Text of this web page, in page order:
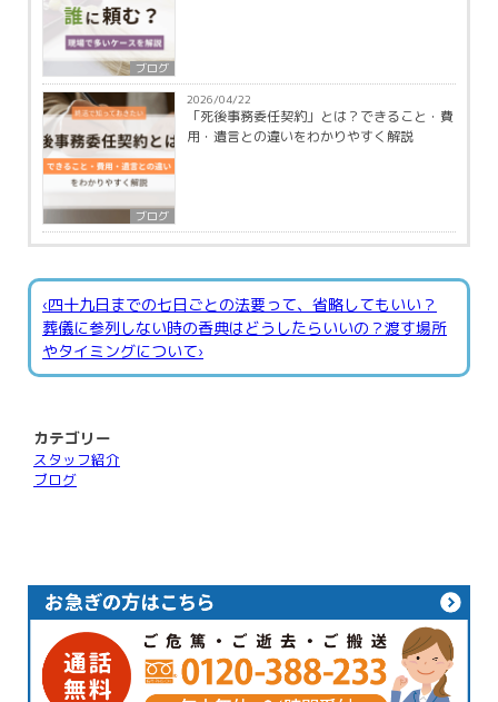
ブログ
ブログ
2026/04/22
「死後事務委任契約」とは？できること・費
用・遺言との違いをわかりやすく解説
‹四十九日までの七日ごとの法要って、省略してもいい？
葬儀に参列しない時の香典はどうしたらいいの？渡す場所
やタイミングについて›
カテゴリー
スタッフ紹介
ブログ